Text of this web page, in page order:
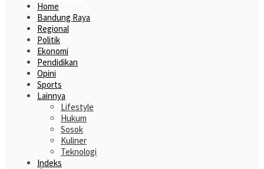
Home
Bandung Raya
Regional
Politik
Ekonomi
Pendidikan
Opini
Sports
Lainnya
Lifestyle
Hukum
Sosok
Kuliner
Teknologi
Indeks